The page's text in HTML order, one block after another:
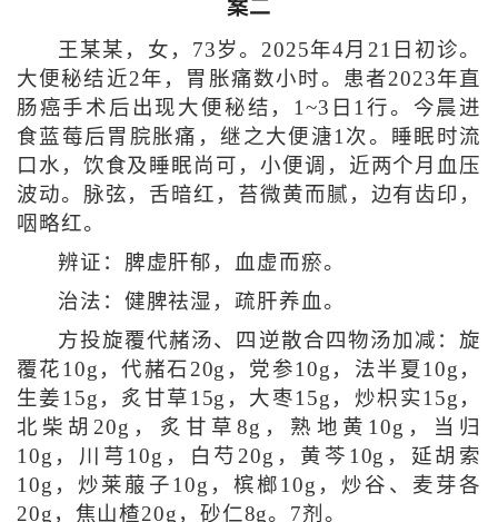
案二
王某某，女，73岁。2025年4月21日初诊。
大便秘结近2年，胃胀痛数小时。患者2023年直
肠癌手术后出现大便秘结，1~3日1行。今晨进
食蓝莓后胃脘胀痛，继之大便溏1次。睡眠时流
口水，饮食及睡眠尚可，小便调，近两个月血压
波动。脉弦，舌暗红，苔微黄而腻，边有齿印，
咽略红。
辨证：脾虚肝郁，血虚而瘀。
治法：健脾祛湿，疏肝养血。
方投旋覆代赭汤、四逆散合四物汤加减：旋
覆花10g，代赭石20g，党参10g，法半夏10g，
生姜15g，炙甘草15g，大枣15g，炒枳实15g，
北柴胡20g，炙甘草8g，熟地黄10g，当归
10g，川芎10g，白芍20g，黄芩10g，延胡索
10g，炒莱菔子10g，槟榔10g，炒谷、麦芽各
20g，焦山楂20g，砂仁8g。7剂。